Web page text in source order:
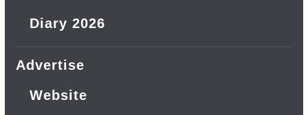
Diary 2026
Advertise
Website